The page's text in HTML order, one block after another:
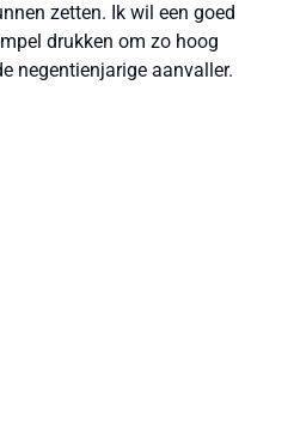
zetten. Ik wil een goed
drukken om zo hoog
negentienjarige aanvaller.